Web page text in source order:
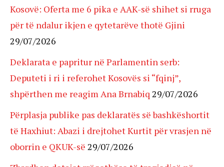
Kosovë: Oferta me 6 pika e AAK-së shihet si rruga
për të ndalur ikjen e qytetarëve thotë Gjini
29/07/2026
Deklarata e papritur në Parlamentin serb:
Deputeti i ri i referohet Kosovës si “fqinj”,
shpërthen me reagim Ana Brnabiq 29/07/2026
Përplasja publike pas deklaratës së bashkëshortit
të Haxhiut: Abazi i drejtohet Kurtit për vrasjen në
oborrin e QKUK-së 29/07/2026